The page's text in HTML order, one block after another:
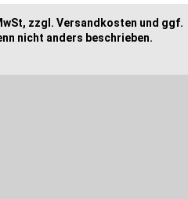
zzgl. Versandkosten und ggf.
nicht anders beschrieben.